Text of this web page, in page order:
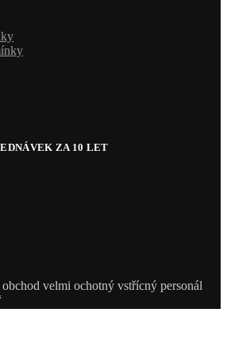
ZA 10 LET
velmi ochotný vstřícný personál